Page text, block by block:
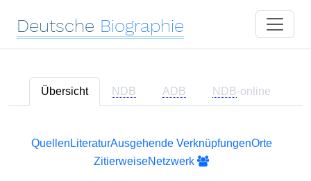
Deutsche Biographie
Übersicht NDB ADB NDB-online
Quellen LiteraturAusgehende VerknüpfungenOrte
ZitierweiseNetzwerk